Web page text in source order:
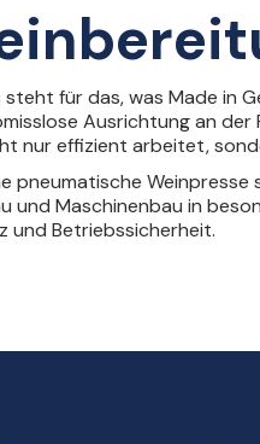
steht für das, was Made in
Ausrichtung an der
nur effizient arbeitet,
pneumatische Weinpresse
und Maschinenbau in
und Betriebssicherheit.